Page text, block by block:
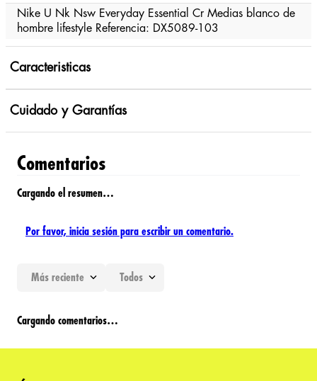
Nike U Nk Nsw Everyday Essential Cr Medias blanco de
hombre lifestyle Referencia: DX5089-103
Caracteristicas
Cuidado y Garantías
Comentarios
Cargando el resumen…
Por favor, inicia sesión para escribir un comentario.
Más reciente Todos
Cargando comentarios…